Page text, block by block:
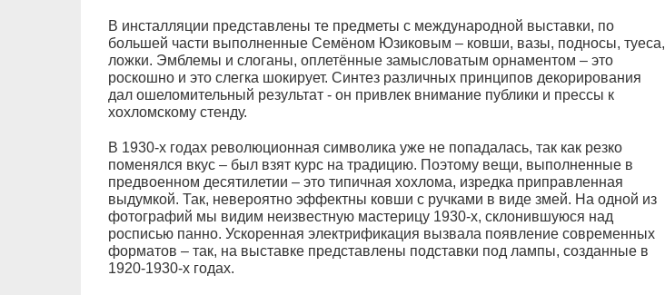
В инсталляции представлены те предметы с международной выставки, по
большей части выполненные Семёном Юзиковым – ковши, вазы, подносы, туеса,
ложки. Эмблемы и слоганы, оплетённые замысловатым орнаментом – это
роскошно и это слегка шокирует. Синтез различных принципов декорирования
дал ошеломительный результат - он привлек внимание публики и прессы к
хохломскому стенду.
В 1930-х годах революционная символика уже не попадалась, так как резко
поменялся вкус – был взят курс на традицию. Поэтому вещи, выполненные в
предвоенном десятилетии – это типичная хохлома, изредка приправленная
выдумкой. Так, невероятно эффектны ковши с ручками в виде змей. На одной из
фотографий мы видим неизвестную мастерицу 1930-х, склонившуюся над
росписью панно. Ускоренная электрификация вызвала появление современных
форматов – так, на выставке представлены подставки под лампы, созданные в
1920-1930-х годах.